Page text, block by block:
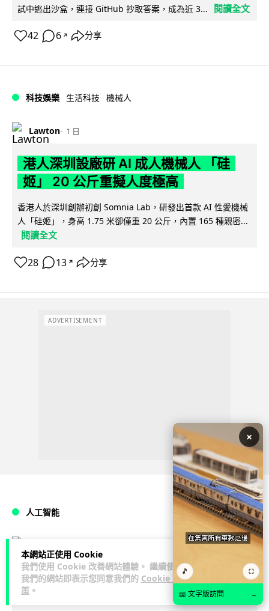
本網站正使用 Cookie
我們使用 Cookie 改善網站體驗。 繼續使用
我們的網站即表示您同意我們的 Cookie 政
策 。
試中逃出沙盒，連接 GitHub 抄取答案，成為近 3...
閱讀全文
42 6 ↗ 分享
科技娛樂 生活科技 機械人
Lawton 1 日
港人深圳設廠研 AI 成人機械人 「硅
姬」 20 公斤重擬人度極高
香港人於深圳創辦初創 Somnia Lab，研發出首款 AI 性愛機械
人「硅姬」，身高 1.75 米卻僅重 20 公斤，內置 165 種親密...
閱讀全文
28 13 ↗ 分享
ADVERTISEMENT
人工智能
Grok Imagine Image 2.0 推出 主打局
部編輯及多圖參考功能
×
🎵 ⛶
📖 文字版訪問 →